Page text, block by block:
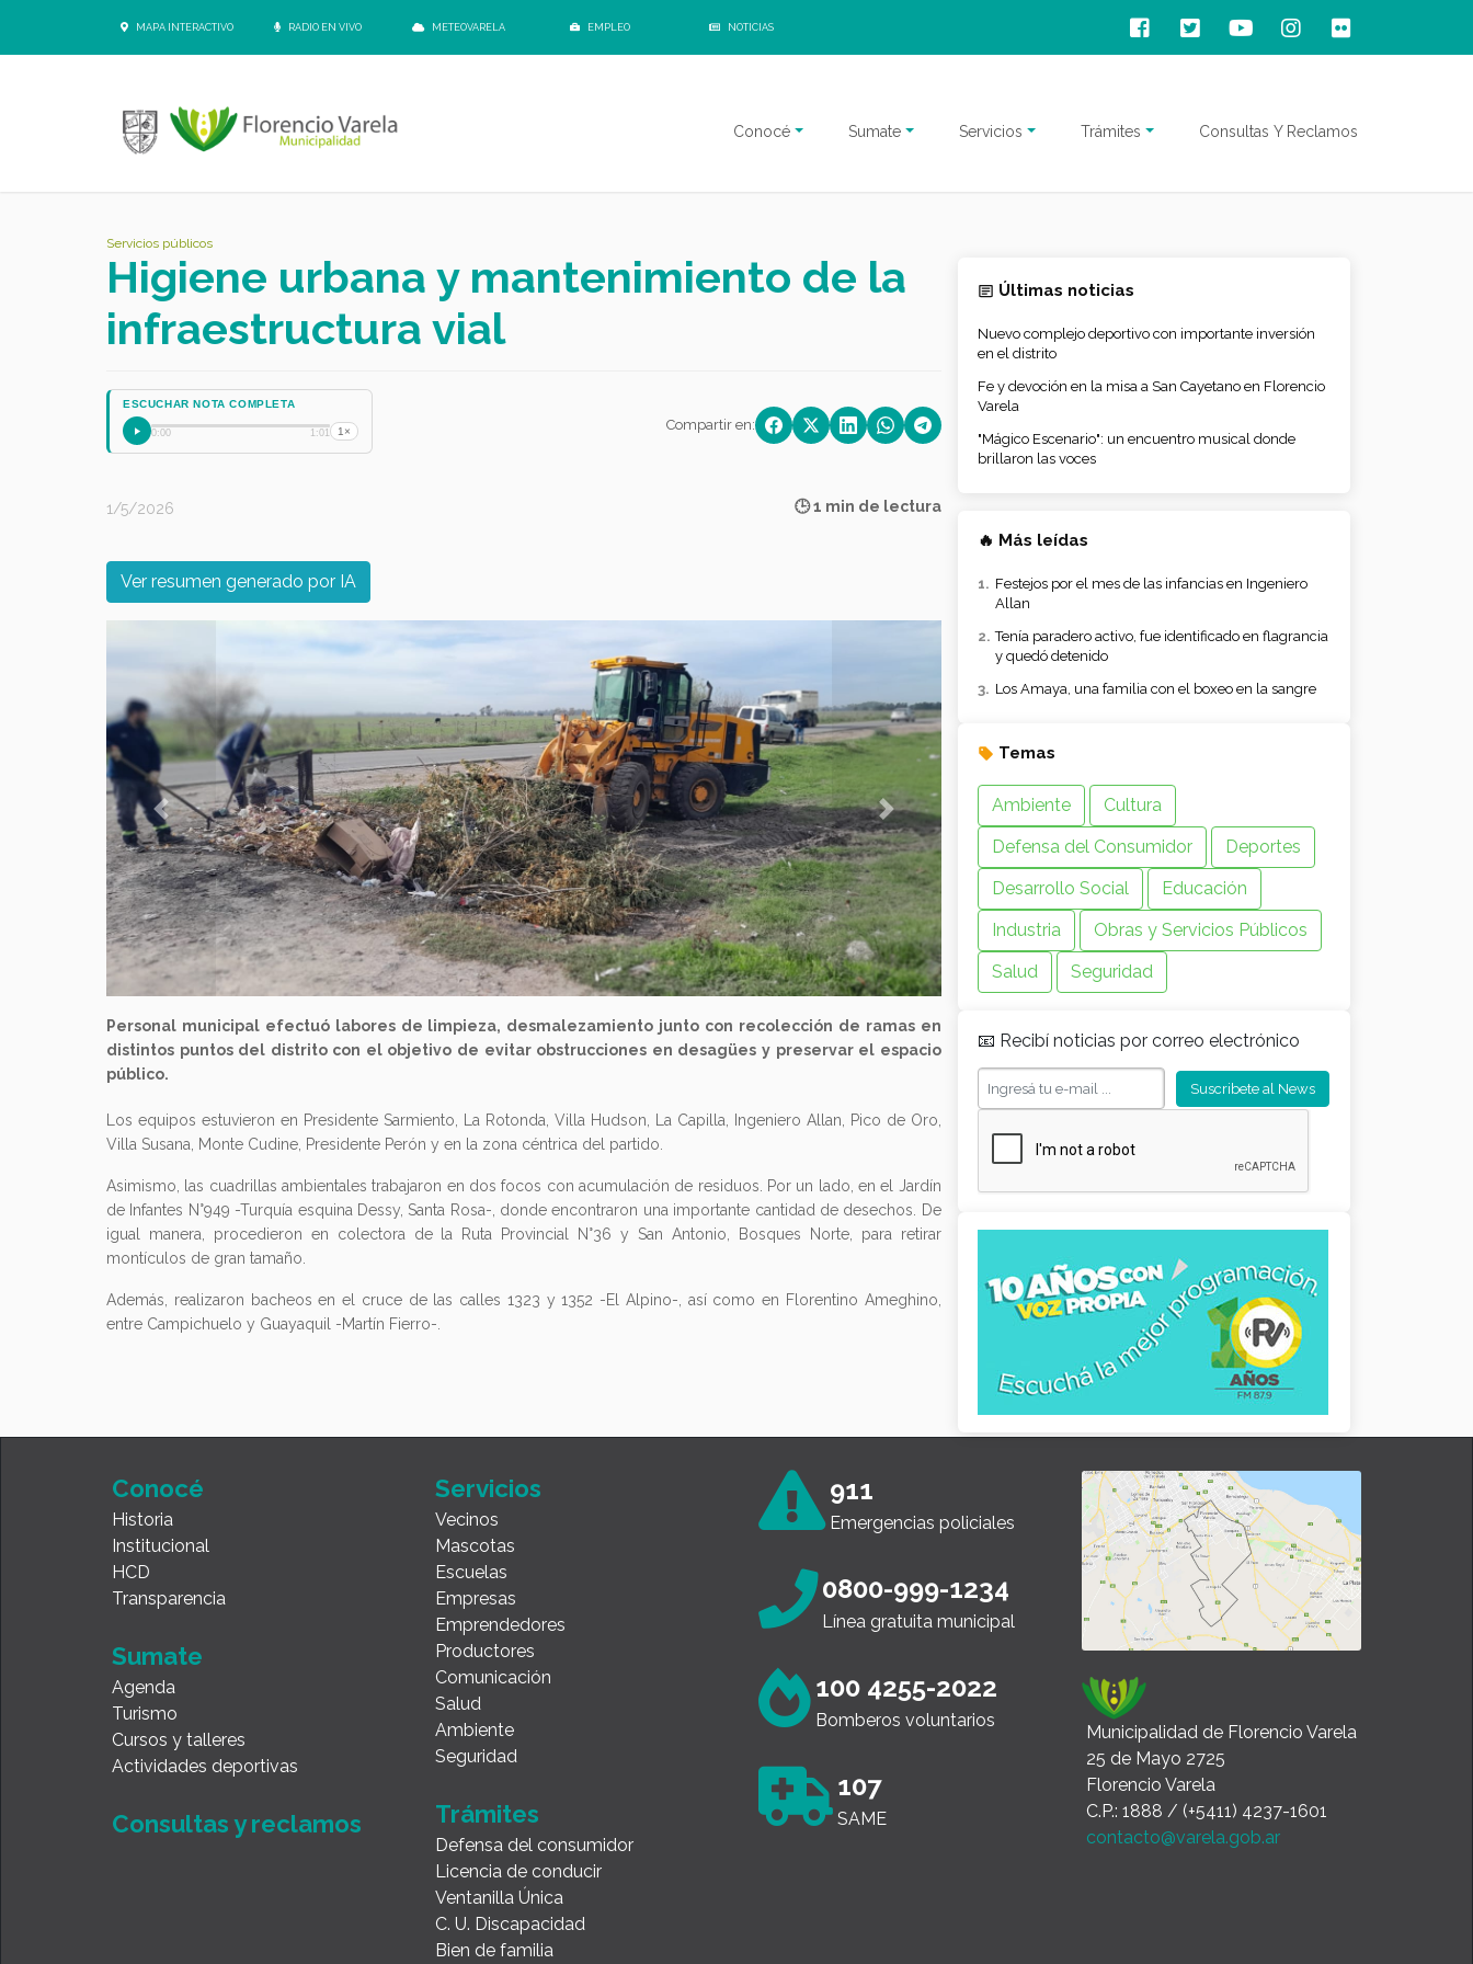
MAPA INTERACTIVO RADIO EN VIVO METEOVARELA EMPLEO NOTICIAS
Conocé Sumate Servicios Trámites Consultas Y Reclamos
Servicios públicos
Higiene urbana y mantenimiento de la
infraestructura vial
ESCUCHAR NOTA COMPLETA
0:00 1:01 1× Compartir en:
1/5/2026 🕒 1 min de lectura
Ver resumen generado por IA
Previous Next
Personal municipal efectuó labores de limpieza, desmalezamiento junto con recolección de ramas en
distintos puntos del distrito con el objetivo de evitar obstrucciones en desagües y preservar el espacio
público.
Los equipos estuvieron en Presidente Sarmiento, La Rotonda, Villa Hudson, La Capilla, Ingeniero Allan, Pico de Oro,
Villa Susana, Monte Cudine, Presidente Perón y en la zona céntrica del partido.
Asimismo, las cuadrillas ambientales trabajaron en dos focos con acumulación de residuos. Por un lado, en el Jardín
de Infantes N°949 -Turquía esquina Dessy, Santa Rosa-, donde encontraron una importante cantidad de desechos. De
igual manera, procedieron en colectora de la Ruta Provincial N°36 y San Antonio, Bosques Norte, para retirar
montículos de gran tamaño.
Además, realizaron bacheos en el cruce de las calles 1323 y 1352 -El Alpino-, así como en Florentino Ameghino,
entre Campichuelo y Guayaquil -Martín Fierro-.
Últimas noticias
Nuevo complejo deportivo con importante inversión
en el distrito
Fe y devoción en la misa a San Cayetano en Florencio
Varela
"Mágico Escenario": un encuentro musical donde
brillaron las voces
🔥 Más leídas
Festejos por el mes de las infancias en Ingeniero
Allan
Tenía paradero activo, fue identificado en flagrancia
y quedó detenido
Los Amaya, una familia con el boxeo en la sangre
Temas
Ambiente
Cultura
Defensa del Consumidor
Deportes
Desarrollo Social
Educación
Industria
Obras y Servicios Públicos
Salud
Seguridad
📧 Recibí noticias por correo electrónico
Conocé
Historia
Institucional
HCD
Transparencia
Sumate
Agenda
Turismo
Cursos y talleres
Actividades deportivas
Consultas y reclamos
Servicios
Vecinos
Mascotas
Escuelas
Empresas
Emprendedores
Productores
Comunicación
Salud
Ambiente
Seguridad
Trámites
Defensa del consumidor
Licencia de conducir
Ventanilla Única
C. U. Discapacidad
Bien de familia
911
Emergencias policiales
0800-999-1234
Línea gratuita municipal
100 4255-2022
Bomberos voluntarios
107
SAME
Municipalidad de Florencio Varela
25 de Mayo 2725
Florencio Varela
C.P.: 1888 / (+5411) 4237-1601
contacto@varela.gob.ar